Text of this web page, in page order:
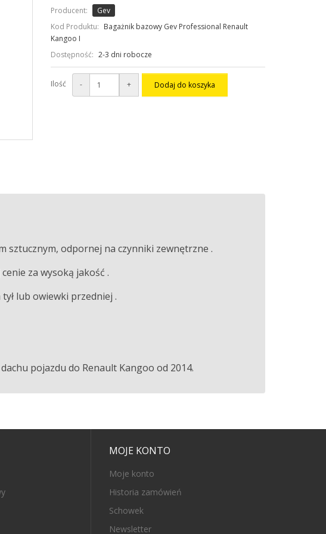
Producent:
Gev
Kod Produktu: Bagażnik bazowy Gev Professional Renault
Kangoo I
Dostępność: 2-3 dni robocze
Ilość - + Dodaj do koszyka
sztucznym, odpornej na czynniki zewnętrzne .
za wysoką jakość .
lub owiewki przedniej .
pojazdu do Renault Kangoo od 2014.
MOJE KONTO
Moje konto
Historia zamówień
Schowek
Newsletter